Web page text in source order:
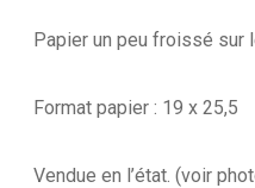
Papier un peu froissé sur
Format papier : 19 x 25,5
Vendue en l’état. (voir